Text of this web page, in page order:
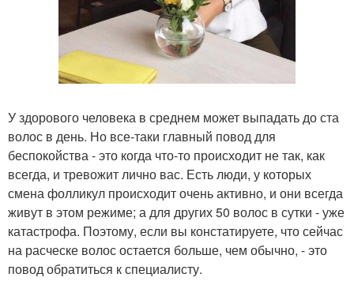
У здорового человека в среднем может выпадать до ста
волос в день. Но все-таки главный повод для
беспокойства - это когда что-то происходит не так, как
всегда, и тревожит лично вас. Есть люди, у которых
смена фолликул происходит очень активно, и они всегда
живут в этом режиме; а для других 50 волос в сутки - уже
катастрофа. Поэтому, если вы констатируете, что сейчас
на расческе волос остается больше, чем обычно, - это
повод обратиться к специалисту.